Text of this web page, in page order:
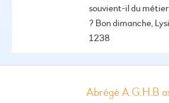
souvient-il du
? Bon dimanche,
1238
Abrégé A.G.H.B